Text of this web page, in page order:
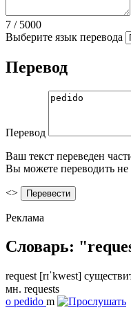
7 / 5000
Выберите язык перевода
Перевод
Перевод
Ваш текст переведен
Вы можете переводить не
<>
Реклама
Словарь:
request [rɪˈkwest]
мн. requests
o pedido m